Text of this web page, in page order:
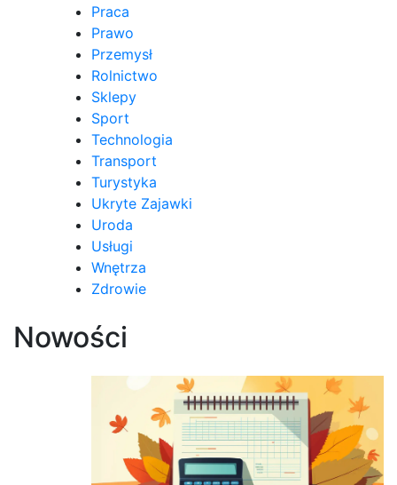
Praca
Prawo
Przemysł
Rolnictwo
Sklepy
Sport
Technologia
Transport
Turystyka
Ukryte Zajawki
Uroda
Usługi
Wnętrza
Zdrowie
Nowości